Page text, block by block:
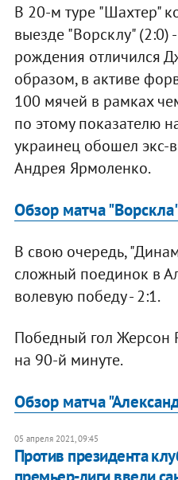
В 20-м туре "Шахтер"
выезде "Ворсклу" (2:0)
рождения отличился
образом, в активе
100 мячей в рамках
по этому показателю
украинец обошел экс-
Андрея Ярмоленко.
Обзор матча
В свою очередь,
сложный поединок в
волевую победу - 2:1.
Победный гол Жерсон
на 90-й минуте.
Обзор матча
05 апреля 2021, 09:45
Против президента